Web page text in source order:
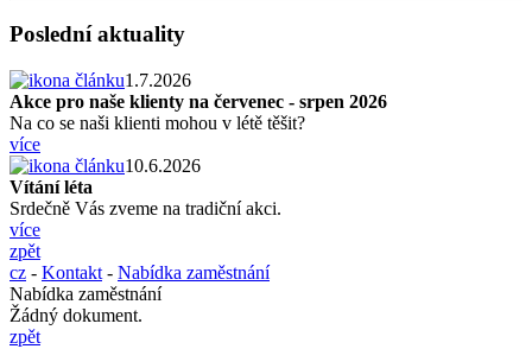
Poslední aktuality
1.7.2026
Akce pro naše klienty na červenec - srpen 2026
Na co se naši klienti mohou v létě těšit?
více
10.6.2026
Vítání léta
Srdečně Vás zveme na tradiční akci.
více
zpět
cz - Kontakt - Nabídka zaměstnání
Nabídka zaměstnání
Žádný dokument.
zpět